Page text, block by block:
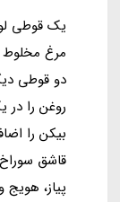
مرغ مخلوط
دو قوطی
روغن را در
بیکن را
قاشق سوراخ
پیاز، هویج